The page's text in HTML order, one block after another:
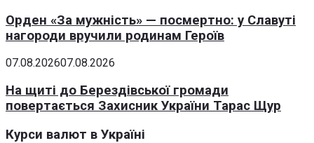
Орден «За мужність» — посмертно: у Славуті
нагороди вручили родинам Героїв
07.08.202607.08.2026
На щиті до Берездівської громади
повертається Захисник України Тарас Щур
Курси валют в Україні